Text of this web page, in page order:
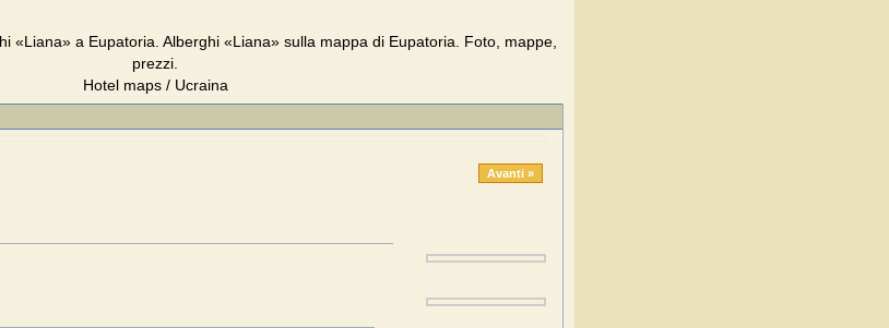
«Liana» a Eupatoria. Alberghi «Liana» sulla mappa di Eupatoria. Foto, mappe,
prezzi.
Hotel maps / Ucraina
Avanti »